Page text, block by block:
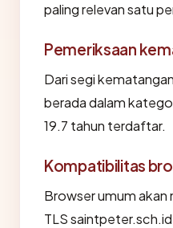
paling relevan satu
Pemeriksaan
Dari segi
berada dalam
19.7 tahun terdaftar.
Kompatibilitas
Browser umum akan
TLS